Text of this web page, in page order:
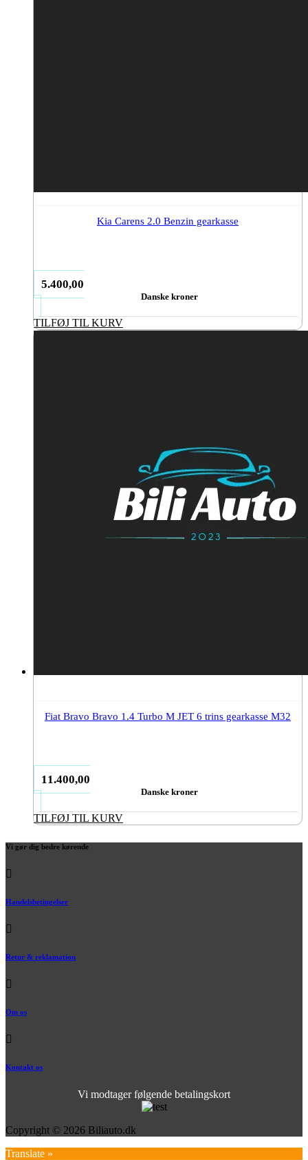
Kia Carens 2.0 Benzin gearkasse
5.400,00
Danske kroner
TILFØJ TIL KURV
Fiat Bravo Bravo 1.4 Turbo M JET 6 trins gearkasse M32
11.400,00
Danske kroner
TILFØJ TIL KURV
Vi gør dig bedre kørende
Handelsbetingelser
Retur & reklamation
Om os
Kontakt os
Vi modtager følgende betalingskort
Copyright © 2026 Biliauto.dk
Translate »